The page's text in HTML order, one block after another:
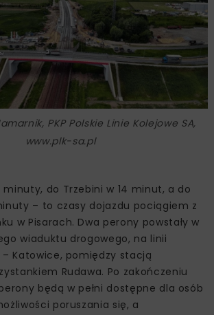
PKP Polskie Linie Kolejowe SA,
www.plk-sa.pl
minuty, do Trzebini w 14 minut, a do
– to czasy dojazdu pociągiem z
w Pisarach. Dwa perony powstały w
wiaduktu drogowego, na linii
– Katowice, pomiędzy stacją
Rudawa. Po zakończeniu
będą w pełni dostępne dla osób
poruszania się, a